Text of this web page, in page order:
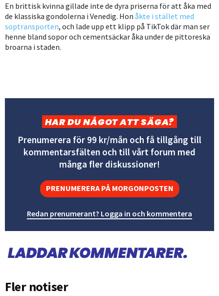
En brittisk kvinna gillade inte de dyra priserna för att åka med
de klassiska gondolerna i Venedig. Hon åkte i stället med
soptransporten, och lade upp ett klipp på TikTok där man ser
henne bland sopor och cementsäckar åka under de pittoreska
broarna i staden.
HAR DU NÅGOT ATT SÄGA?
Prenumerera för 99 kr/mån och få tillgång till
kommentarsfälten och till vårt forum med
många fler diskussioner!
PRENUMERERA PÅ MORGONPOSTEN
Redan prenumerant? Logga in och kommentera
Fler notiser